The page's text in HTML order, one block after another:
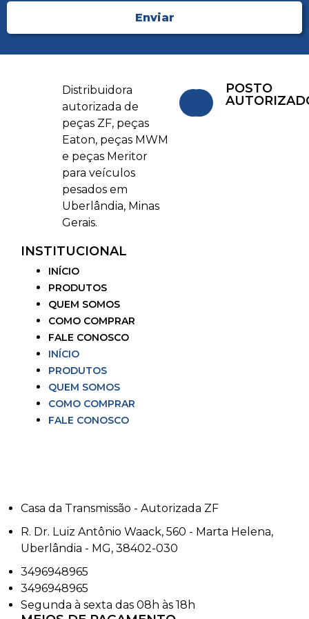
Enviar
Distribuidora
autorizada de
peças ZF, peças
Eaton, peças MWM
e peças Meritor
para veículos
pesados em
Uberlândia, Minas
Gerais.
POSTO
INSTITUCIONAL
INÍCIO
PRODUTOS
QUEM SOMOS
COMO COMPRAR
FALE CONOSCO
INÍCIO
PRODUTOS
QUEM SOMOS
COMO COMPRAR
FALE CONOSCO
Casa da Transmissão - Autorizada ZF
R. Dr. Luiz Antônio Waack, 560 - Marta Helena,
Uberlândia - MG, 38402-030
3496948965
3496948965
Segunda à sexta das 08h às 18h